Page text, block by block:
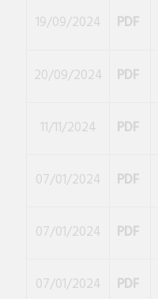
19/09/2024 PDF
20/09/2024
PDF
11/11/2024 PDF
07/01/2024 PDF
07/01/2024 PDF
07/01/2024 PDF